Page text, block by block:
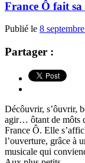
France Ô fait sa
Publié le 8
Partager :
Décôuvrir, s’ôuvrir,
agir… ôtant de môts
France Ô. Elle
l’ouverture, grâce à
musicale qui